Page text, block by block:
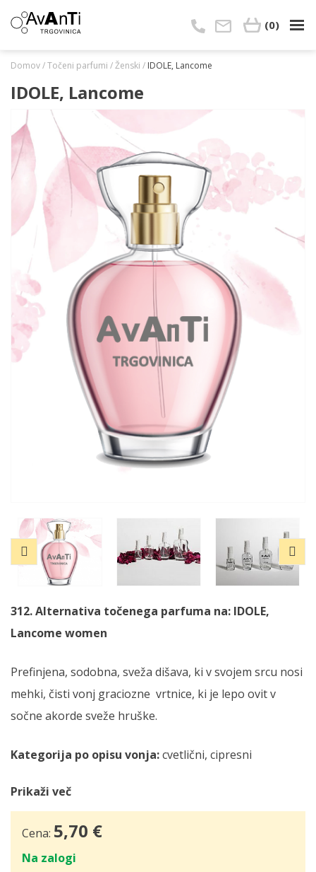
(0)
Domov/Točeni parfumi /Ženski / IDOLE, Lancome
IDOLE, Lancome
312. Alternativa točenega parfuma na: IDOLE,
Lancome women
Prefinjena, sodobna, sveža dišava, ki v svojem srcu nosi
mehki, čisti vonj graciozne vrtnice, ki je lepo ovit v
sočne akorde sveže hruške.
Kategorija po opisu vonja:cvetlični, cipresni
Prikaži več
Cena: 5,70 €
Na zalogi